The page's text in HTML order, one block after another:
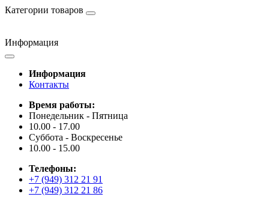
Категории товаров
Информация
Информация
Контакты
Время работы:
Понедельник - Пятница
10.00 - 17.00
Суббота - Воскресенье
10.00 - 15.00
Телефоны:
+7 (949) 312 21 91
+7 (949) 312 21 86